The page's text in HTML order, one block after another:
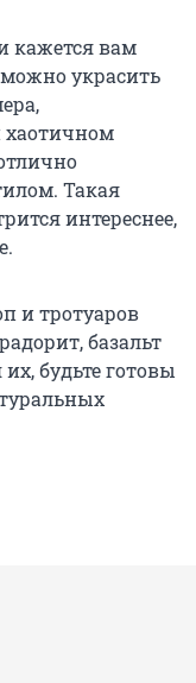
кажется вам
украсить
Такая
интереснее,
и тротуаров
базальт
будьте готовы